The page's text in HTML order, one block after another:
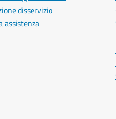
disservizio
assistenza